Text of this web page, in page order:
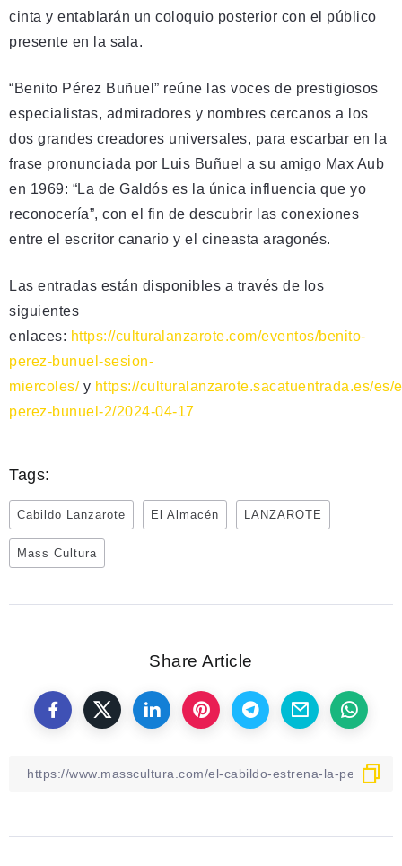
cinta y entablarán un coloquio posterior con el público
presente en la sala.
“Benito Pérez Buñuel” reúne las voces de prestigiosos
especialistas, admiradores y nombres cercanos a los
dos grandes creadores universales, para escarbar en la
frase pronunciada por Luis Buñuel a su amigo Max Aub
en 1969: “La de Galdós es la única influencia que yo
reconocería”, con el fin de descubrir las conexiones
entre el escritor canario y el cineasta aragonés.
Las entradas están disponibles a través de los
siguientes
enlaces: https://culturalanzarote.com/eventos/benito-
perez-bunuel-sesion-
miercoles/y https://culturalanzarote.sacatuentrada.es/es/
perez-bunuel-2/2024-04-17
Tags:
Cabildo Lanzarote El Almacén LANZAROTE
Mass Cultura
Share Article